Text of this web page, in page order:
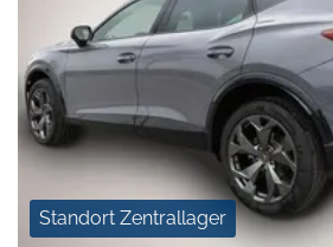
Standort Zentrallager